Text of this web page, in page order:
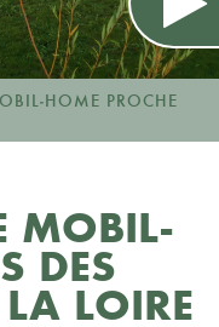
PROCHE
MOBIL-
DES
LOIRE